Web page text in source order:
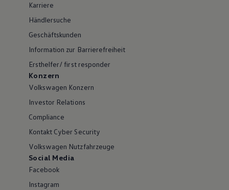
Karriere
Händlersuche
Geschäftskunden
Information zur Barrierefreiheit
Ersthelfer/ first responder
Konzern
Volkswagen Konzern
Investor Relations
Compliance
Kontakt Cyber Security
Volkswagen Nutzfahrzeuge
Social Media
Facebook
Instagram